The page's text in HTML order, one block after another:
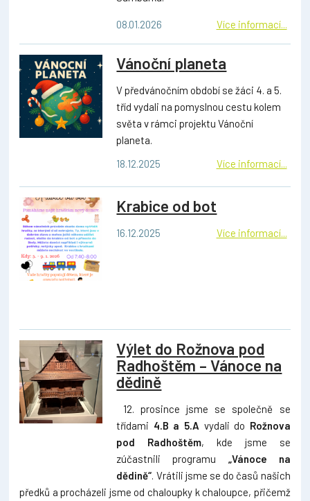
08.01.2026 Více informací...
Vánoční planeta
V předvánočním období se žáci 4. a 5.
tříd vydali na pomyslnou cestu kolem
světa v rámci projektu Vánoční
planeta.
18.12.2025
Více informací...
Krabice od bot
16.12.2025 Více informací...
Výlet do Rožnova pod
Radhoštěm – Vánoce na
dědině
12. prosince jsme se společně se
třídami 4.B a 5.A vydali do Rožnova
pod Radhoštěm, kde jsme se
zúčastnili programu
„Vánoce na
dědině“ . Vrátili jsme se do časů našich
předků a procházeli jsme od chaloupky k chaloupce, přičemž